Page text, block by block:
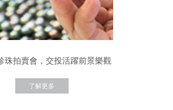
珠拍賣會，交投活躍前景樂觀
了解更多